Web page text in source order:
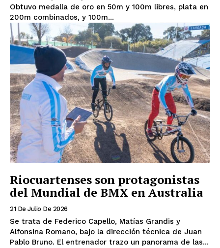
Obtuvo medalla de oro en 50m y 100m libres, plata en
200m combinados, y 100m...
Riocuartenses son protagonistas
del Mundial de BMX en Australia
21 De Julio De 2026
Se trata de Federico Capello, Matías Grandis y
Alfonsina Romano, bajo la dirección técnica de Juan
Pablo Bruno. El entrenador trazo un panorama de las...